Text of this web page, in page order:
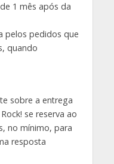
1 mês após da
pelos pedidos que
quando
sobre a entrega
se reserva ao
no mínimo, para
resposta